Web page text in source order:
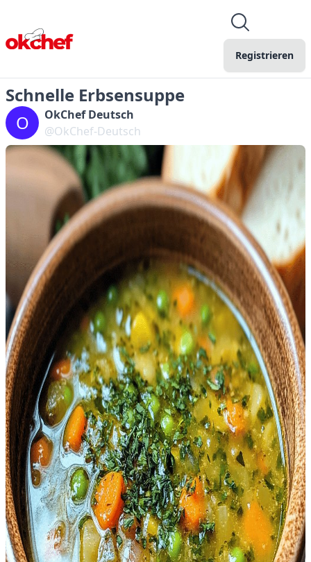
Registrieren
Schnelle Erbsensuppe
O
OkChef Deutsch
@OkChef-Deutsch